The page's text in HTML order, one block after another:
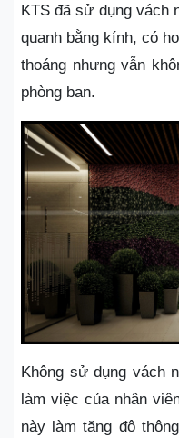
KTS đã sử dụng vách
quanh bằng kính, có
thoáng nhưng vẫn
phòng ban.
Không sử dụng vách
làm việc của nhân
này làm tăng độ